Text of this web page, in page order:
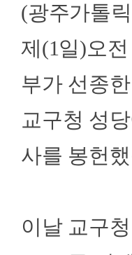
(광주가톨
제(1일)오
부가 선종
교구청 성
사를 봉헌
이날 교구